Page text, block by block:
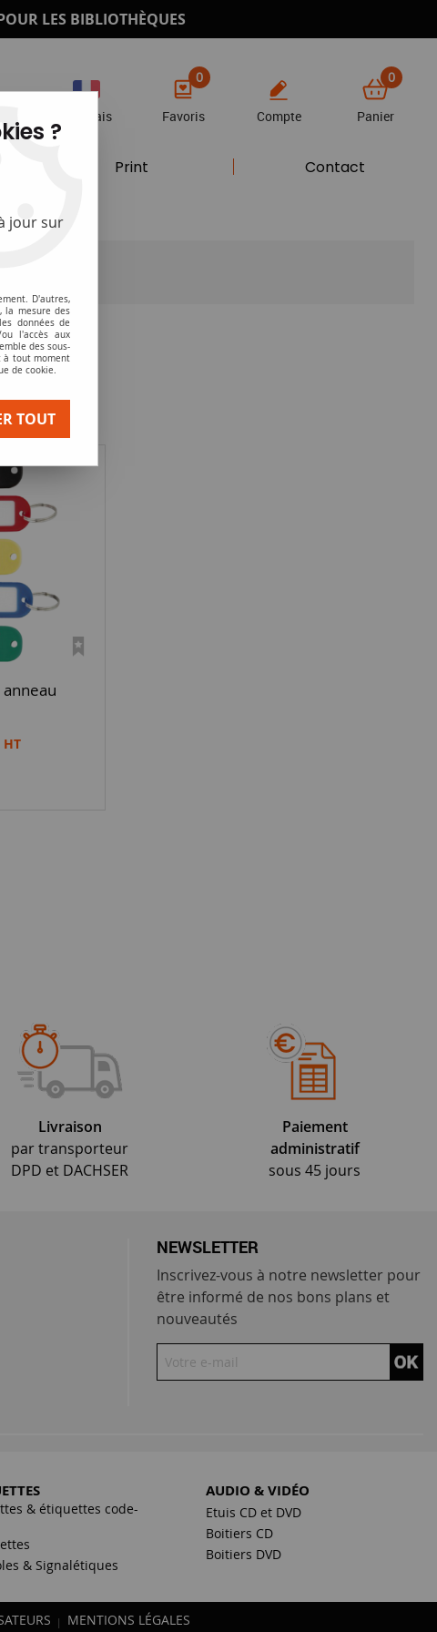
LES BIBLIOTHÈQUES
Français
0
Favoris Compte
0
Panier
Print Contact
HT
Livraison
par transporteur
DPD et DACHSER
Paiement
administratif
sous 45 jours
NEWSLETTER
Inscrivez-vous à notre newsletter pour
être informé de nos bons plans et
nouveautés
& étiquettes code-
& Signalétiques
AUDIO & VIDÉO
Etuis CD et DVD
Boitiers CD
Boitiers DVD
| MENTIONS LÉGALES
?
jour sur
D'autres,
la mesure des
données de
l'accès aux
des sous-
à tout moment
de cookie.
TOUT